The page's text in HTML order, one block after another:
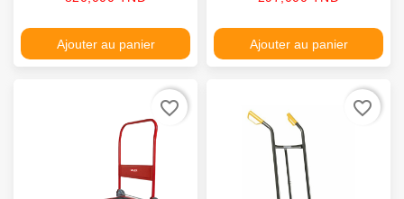
Ajouter au panier Ajouter au panier
favorite_border favorite_border